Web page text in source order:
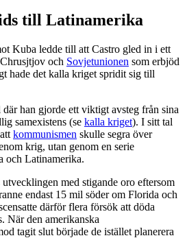
till Latinamerika
Kuba ledde till att Castro gled in i ett
och Sovjetunionen som erbjöd
hade det kalla kriget spridit sig till
han gjorde ett viktigt avsteg från sina
samexistens (se kalla kriget). I sitt tal
kommunismen skulle segra över
krig, utan genom en serie
och Latinamerika.
med stigande oro eftersom
endast 15 mil söder om Florida och
därför flera försök att döda
När den amerikanska
tagit slut började de istället planerera